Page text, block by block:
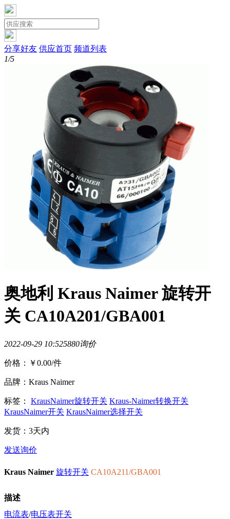
分享好友 供应首页 频道列表
1/5
奥地利 Kraus Naimer 旋转开
关 CA10A201/GBA001
2022-09-29 10:525880询价
价格： ￥0.00/件
品牌：Kraus Naimer
标签： KrausNaimer旋转开关 Kraus-Naimer转换开关
KrausNaimer开关 KrausNaimer选择开关
发货：3天内
发送询价
Kraus Naimer 旋转开关 CA10A211/GBA001
描述
电流表/电压表开关